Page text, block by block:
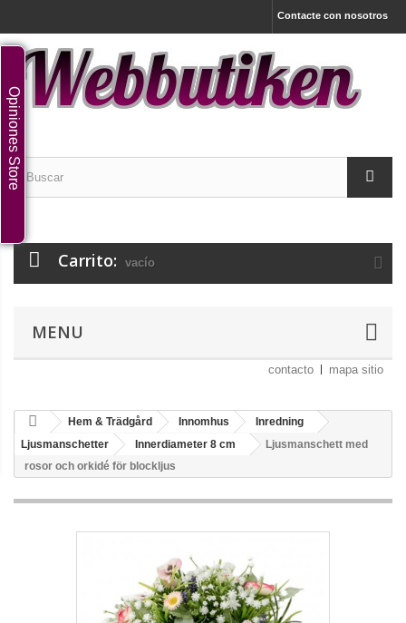
Contacte con nosotros
Carrito: vacío
MENU
contacto mapa sitio
Hem & Trädgård Innomhus
Inredning
Ljusmanschetter
Innerdiameter 8 cm
Ljusmanschett med
rosor och orkidé för blockljus
Opiniones Store